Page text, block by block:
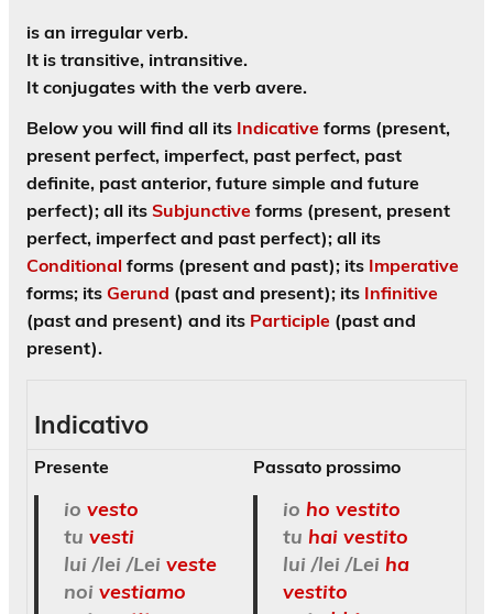
is an irregularverb.
It is transitive, intransitive.
It conjugates with the verb avere.
Below you will find all its Indicative forms (present,
present perfect, imperfect, past perfect, past
definite, past anterior, future simple and future
perfect); all its Subjunctive forms (present, present
perfect, imperfect and past perfect); all its
Conditional forms (present and past); its Imperative
forms; its Gerund (past and present); its Infinitive
(past and present) and its Participle (past and
present).
Indicativo
Presente
io vesto
tu vesti
lui /lei /Lei veste
noi vestiamo
Passato prossimo
io ho vestito
tu hai vestito
lui /lei /Lei ha
vestito